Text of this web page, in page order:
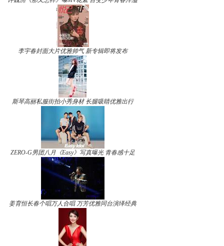
李宇春封面大片优雅帅气 新专辑即将发布
斯琴高丽私服街拍小秀身材 长腿吸睛优雅出行
ZERO-G男团八月《Easy》写真曝光 青春感十足
姜育恒长春个唱万人合唱 万芳优雅同台演绎经典